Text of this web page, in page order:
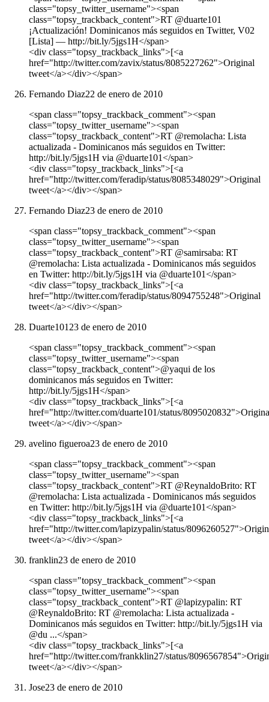
class="topsy_twitter_username"><span
class="topsy_trackback_content">RT @duarte101
¡Actualización! Dominicanos más seguidos en Twitter, V02
[Lista] — http://bit.ly/5jgs1H</span>
<div class="topsy_trackback_links">[<a
href="http://twitter.com/zavix/status/8085227262">Original
tweet</a></div></span>
Fernando Diaz22 de enero de 2010
<span class="topsy_trackback_comment"><span
class="topsy_twitter_username"><span
class="topsy_trackback_content">RT @remolacha: Lista
actualizada - Dominicanos más seguidos en Twitter:
http://bit.ly/5jgs1H via @duarte101</span>
<div class="topsy_trackback_links">[<a
href="http://twitter.com/feradip/status/8085348029">Original
tweet</a></div></span>
Fernando Diaz23 de enero de 2010
<span class="topsy_trackback_comment"><span
class="topsy_twitter_username"><span
class="topsy_trackback_content">RT @samirsaba: RT
@remolacha: Lista actualizada - Dominicanos más seguidos
en Twitter: http://bit.ly/5jgs1H via @duarte101</span>
<div class="topsy_trackback_links">[<a
href="http://twitter.com/feradip/status/8094755248">Original
tweet</a></div></span>
Duarte101 23 de enero de 2010
<span class="topsy_trackback_comment"><span
class="topsy_twitter_username"><span
class="topsy_trackback_content">@yaqui de los
dominicanos más seguidos en Twitter:
http://bit.ly/5jgs1H</span>
<div class="topsy_trackback_links">[<a
href="http://twitter.com/duarte101/status/
tweet</a></div></span>
avelino figueroa23 de enero de 2010
<span class="topsy_trackback_comment"><span
class="topsy_twitter_username"><span
class="topsy_trackback_content">RT @ReynaldoBrito: RT
@remolacha: Lista actualizada - Dominicanos más seguidos
en Twitter: http://bit.ly/5jgs1H via @duarte101</span>
<div class="topsy_trackback_links">[<a
href="http://twitter.com/lapizypalin/status/
tweet</a></div></span>
franklin23 de enero de 2010
<span class="topsy_trackback_comment"><span
class="topsy_twitter_username"><span
class="topsy_trackback_content">RT @lapizypalin: RT
@ReynaldoBrito: RT @remolacha: Lista actualizada -
Dominicanos más seguidos en Twitter: http://bit.ly/5jgs1H via
@du ...</span>
<div class="topsy_trackback_links">[<a
href="http://twitter.com/frankklin27/status/
tweet</a></div></span>
Jose23 de enero de 2010